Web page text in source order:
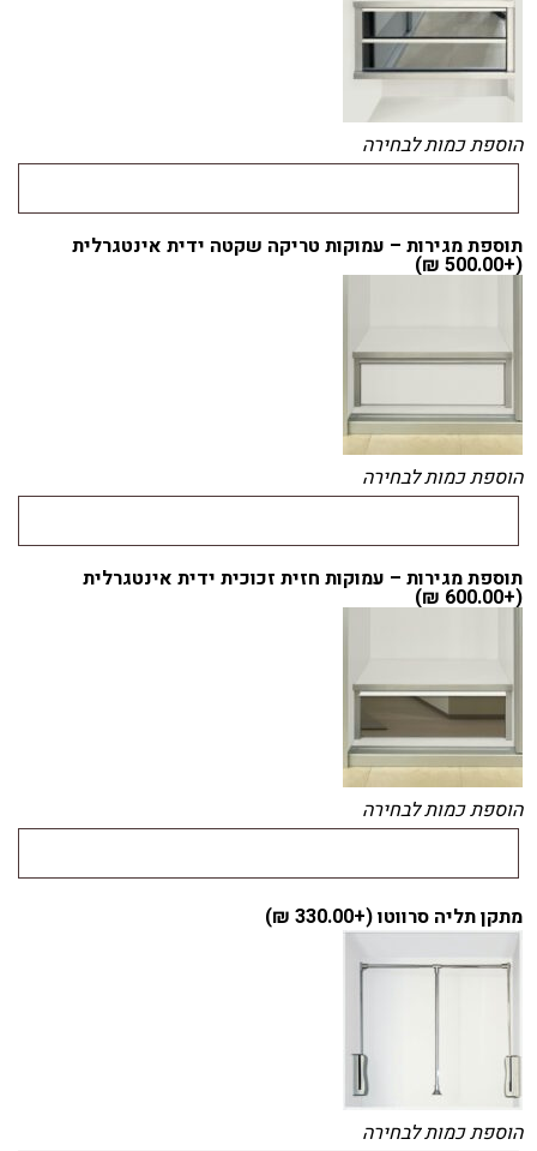
הוספת כמות לבחירה
תוספת מגירות – עמוקות טריקה שקטה ידית אינטגרלית
(+
500.00
₪
)
הוספת כמות לבחירה
תוספת מגירות – עמוקות חזית זכוכית ידית אינטגרלית
(+
600.00
₪
)
הוספת כמות לבחירה
מתקן תליה סרווטו (+330.00
₪
)
הוספת כמות לבחירה